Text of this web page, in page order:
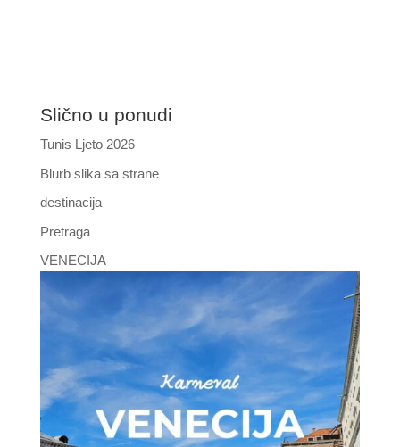
Slično u ponudi
Tunis Ljeto 2026
Blurb slika sa strane
destinacija
Pretraga
VENECIJA